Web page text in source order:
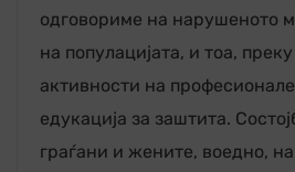
одговориме на нарушеното
на популацијата, и тоа,
активности на
едукација за заштита.
граѓани и жените, воедно,